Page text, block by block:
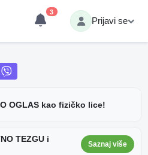
3
Prijavi se
OGLAS kao fizičko lice!
TEZGU i
Saznaj više